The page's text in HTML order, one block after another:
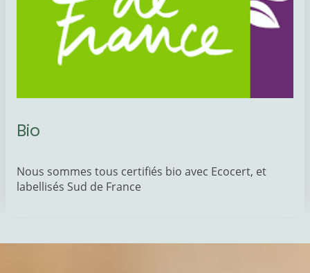
Bio
Nous sommes tous certifiés bio avec Ecocert, et
labellisés Sud de France